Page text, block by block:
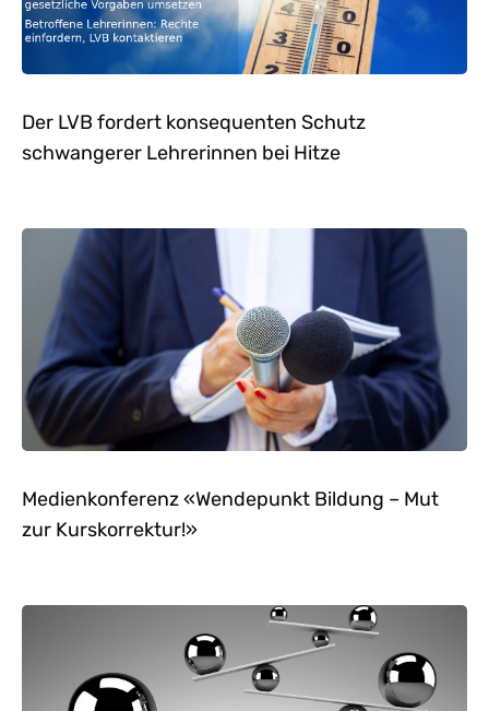
Der LVB fordert konsequenten Schutz
schwangerer Lehrerinnen bei Hitze
Medienkonferenz «Wendepunkt Bildung – Mut
zur Kurskorrektur!»